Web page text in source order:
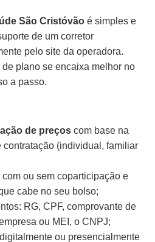
São Cristóvão é simples e
de um corretor
pelo site da operadora.
plano se encaixa melhor no
a passo.
de preços com base na
contratação (individual, familiar
ou sem coparticipação e
cabe no seu bolso;
RG, CPF, comprovante de
ou MEI, o CNPJ;
ou presencialmente